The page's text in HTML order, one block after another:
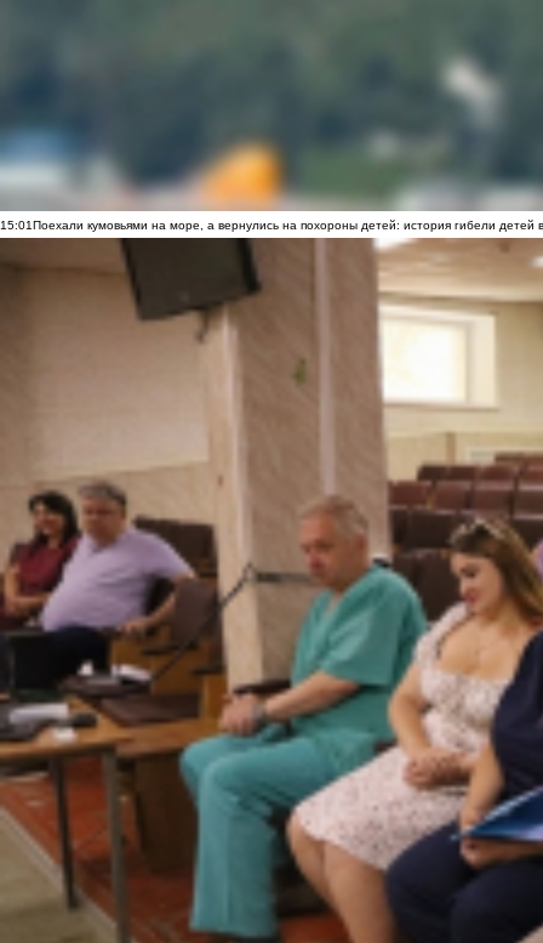
15:01Поехали кумовьями на море, а вернулись на похороны детей: история гибели детей